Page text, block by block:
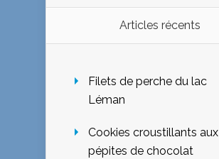
Articles récents
Filets de perche du lac
Léman
Cookies croustillants aux
pépites de chocolat